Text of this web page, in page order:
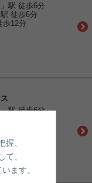
駅 徒歩6分
徒歩6分
歩12分
駅 徒歩6分
12分
握、
て、
ます。